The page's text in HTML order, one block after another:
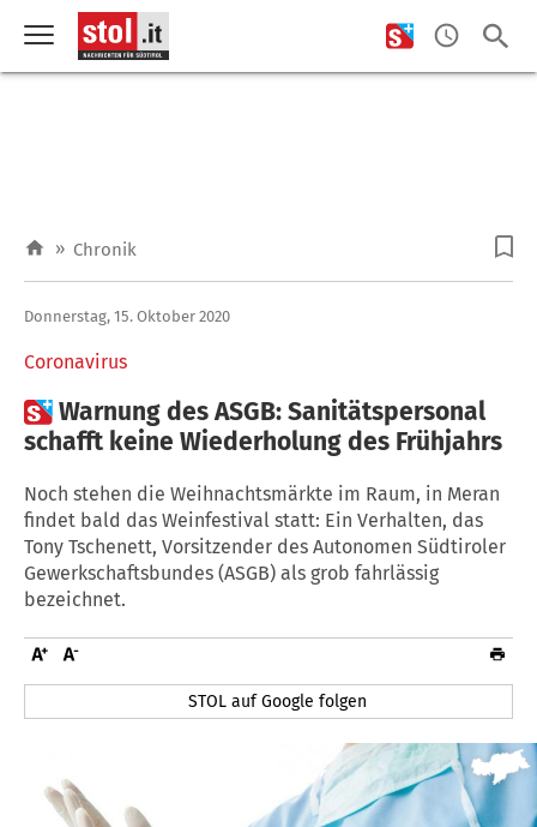
» Chronik
Coronavirus
Donnerstag, 15. Oktober 2020
Warnung des ASGB: Sanitätspersonal
schafft keine Wiederholung des Frühjahrs
Noch stehen die Weihnachtsmärkte im Raum, in Meran
findet bald das Weinfestival statt: Ein Verhalten, das
Tony Tschenett, Vorsitzender des Autonomen Südtiroler
Gewerkschaftsbundes (ASGB) als grob fahrlässig
bezeichnet.
STOL auf Google folgen